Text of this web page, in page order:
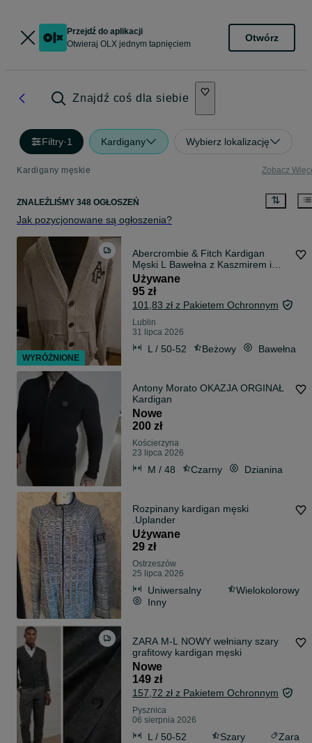
Przejdź do aplikacji
Otwieraj OLX jednym tapnięciem
Otwórz
Znajdź coś dla siebie
Filtry·1 Kardigany Wybierz lokalizację
Kardigany męskie Zobacz
ZNALEŹLIŚMY 348 OGŁOSZEŃ
Jak pozycjonowane są ogłoszenia?
Abercrombie & Fitch Kardigan
Męski L Bawełna z Kaszmirem i
Wełną Beżowy
Używane
95 zł
101,83 zł z Pakietem Ochronnym
Lublin
31 lipca 2026
L / 50-52 Beżowy Bawełna
Antony Morato OKAZJA ORGINAŁ
Kardigan
Nowe
200 zł
Kościerzyna
23 lipca 2026
M / 48 Czarny Dzianina
Rozpinany kardigan męski
.Uplander
Używane
29 zł
Ostrzeszów
25 lipca 2026
Uniwersalny
Wielokolorowy
Inny
ZARA M-L NOWY wełniany szary
grafitowy kardigan męski
Nowe
149 zł
157,72 zł z Pakietem Ochronnym
Pysznica
06 sierpnia 2026
L / 50-52 Szary
Zara
WYRÓŻNIONE